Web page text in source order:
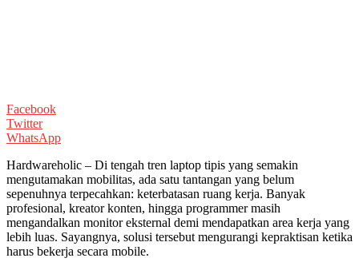
Facebook
Twitter
WhatsApp
Hardwareholic – Di tengah tren laptop tipis yang semakin
mengutamakan mobilitas, ada satu tantangan yang belum
sepenuhnya terpecahkan: keterbatasan ruang kerja. Banyak
profesional, kreator konten, hingga programmer masih
mengandalkan monitor eksternal demi mendapatkan area kerja yang
lebih luas. Sayangnya, solusi tersebut mengurangi kepraktisan ketika
harus bekerja secara mobile.